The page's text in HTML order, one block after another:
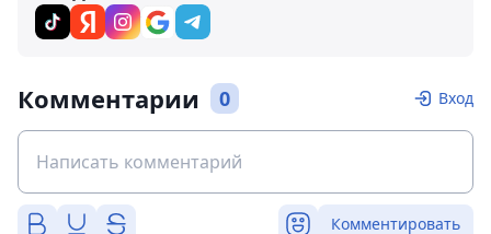
Комментарии 0 Вход
Комментировать